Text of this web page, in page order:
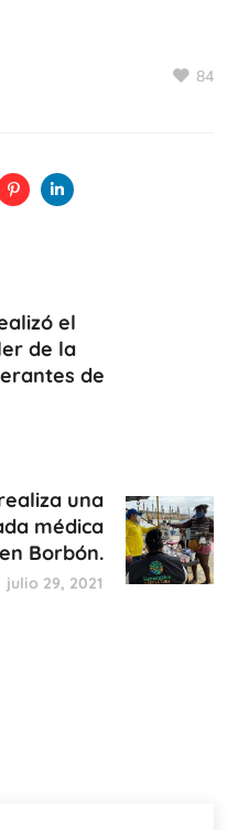
84
el
de la
de
una
médica
en Borbón.
julio 29, 2021